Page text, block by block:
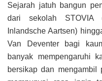
Sejarah jatuh bangun
dari sekolah STOVIA
Inlandsche Aartsen)
Van Deventer bagi
banyak mempengaruhi
bersikap dan mengambil